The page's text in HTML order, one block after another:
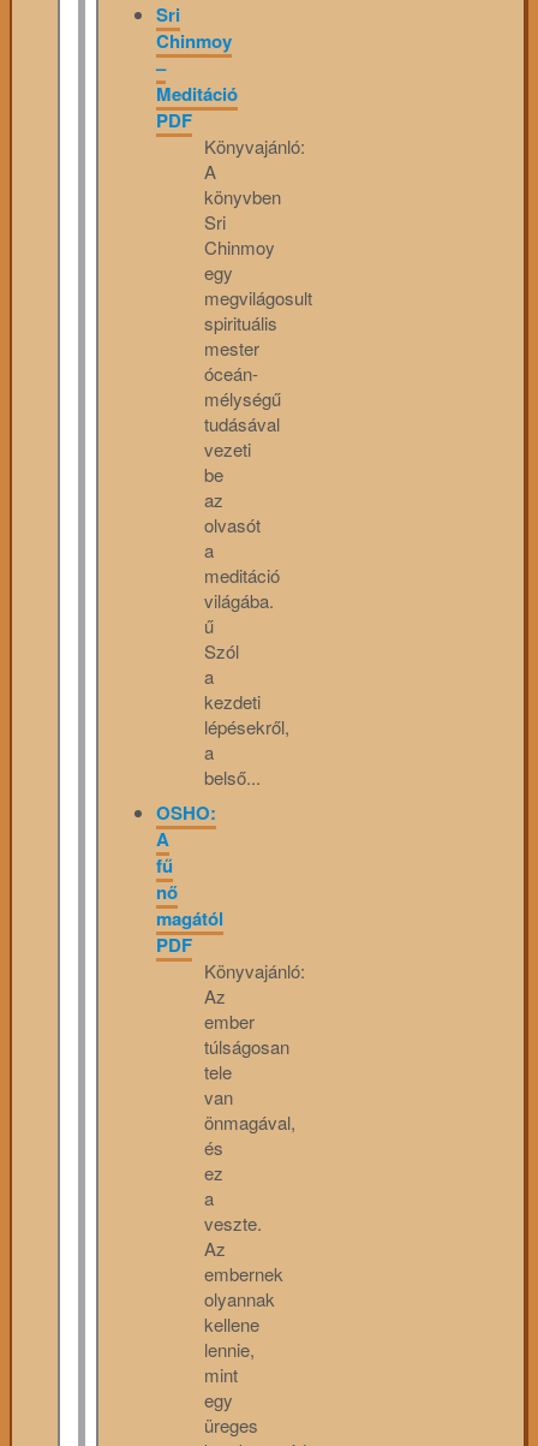
Sri
Chinmoy
–
Meditáció
PDF
Könyvajánló:
A
könyvben
Sri
Chinmoy
egy
megvilágosult
spirituális
mester
óceán-
mélységű
tudásával
vezeti
be
az
olvasót
a
meditáció
világába.
ű
Szól
a
kezdeti
lépésekről,
a
belső...
OSHO:
A
fű
nő
magától
PDF
Könyvajánló:
Az
ember
túlságosan
tele
van
önmagával,
és
ez
a
veszte.
Az
embernek
olyannak
kellene
lennie,
mint
egy
üreges